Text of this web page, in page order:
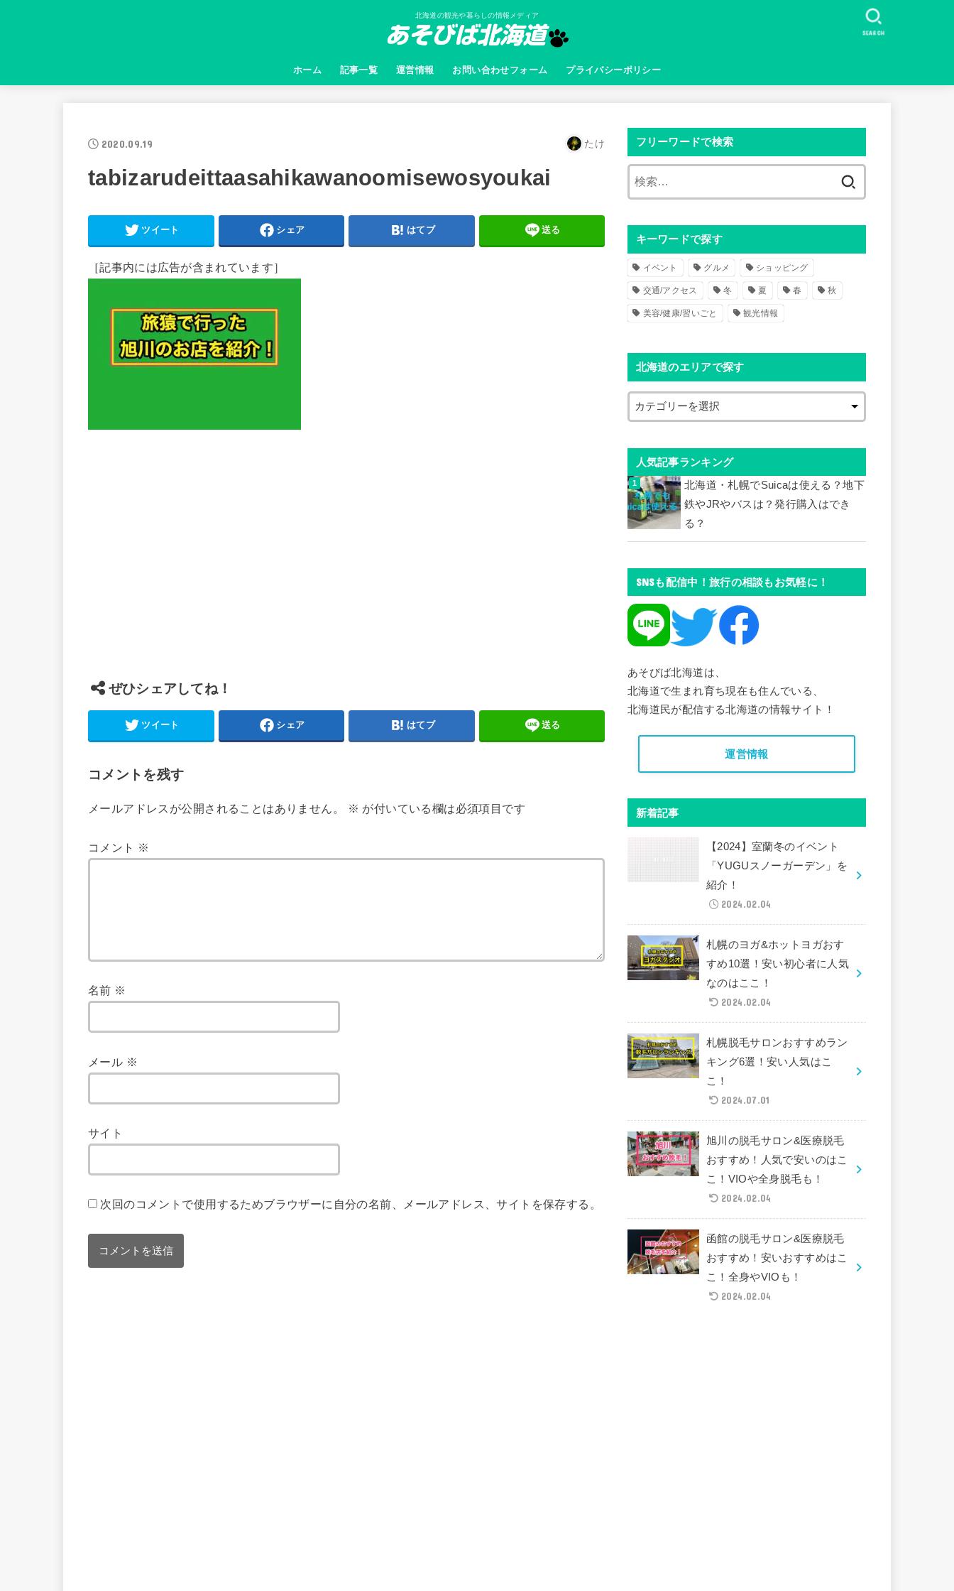
北海道の観光や暮らしの情報メディア
ホーム 記事一覧 運営情報 お問い合わせフォーム プライバシーポリシー
SEARCH
2020.09.19 たけ
tabizarudeittaasahikawanoomisewosyoukai
ツイート シェア はてブ 送る
［記事内には広告が含まれています］
ぜひシェアしてね！
ツイート シェア はてブ 送る
コメントを残す
メールアドレスが公開されることはありません。 ※ が付いている欄は必須項目です
コメント ※
名前 ※
メール ※
サイト
次回のコメントで使用するためブラウザーに自分の名前、メールアドレス、サイトを保存する。
フリーワードで検索
キーワードで探す
イベント グルメ ショッピング
交通/アクセス 冬 夏 春 秋
美容/健康/習いごと 観光情報
北海道のエリアで探す
人気記事ランキング
北海道・札幌でSuicaは使える？地下
鉄やJRやバスは？発行購入はでき
る？
SNSも配信中！旅行の相談もお気軽に！
あそびば北海道は、
北海道で生まれ育ち現在も住んでいる、
北海道民が配信する北海道の情報サイト！
運営情報
新着記事
【2024】室蘭冬のイベント
「YUGUスノーガーデン」を
紹介！
2024.02.04
札幌のヨガ&ホットヨガおす
すめ10選！安い初心者に人気
なのはここ！
2024.02.04
札幌脱毛サロンおすすめラン
キング6選！安い人気はこ
こ！
2024.07.01
旭川の脱毛サロン&医療脱毛
おすすめ！人気で安いのはこ
こ！VIOや全身脱毛も！
2024.02.04
函館の脱毛サロン&医療脱毛
おすすめ！安いおすすめはこ
こ！全身やVIOも！
2024.02.04